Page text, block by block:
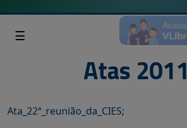
☰
Atas 2011
Ata_22ª_reunião_da_ CIES;